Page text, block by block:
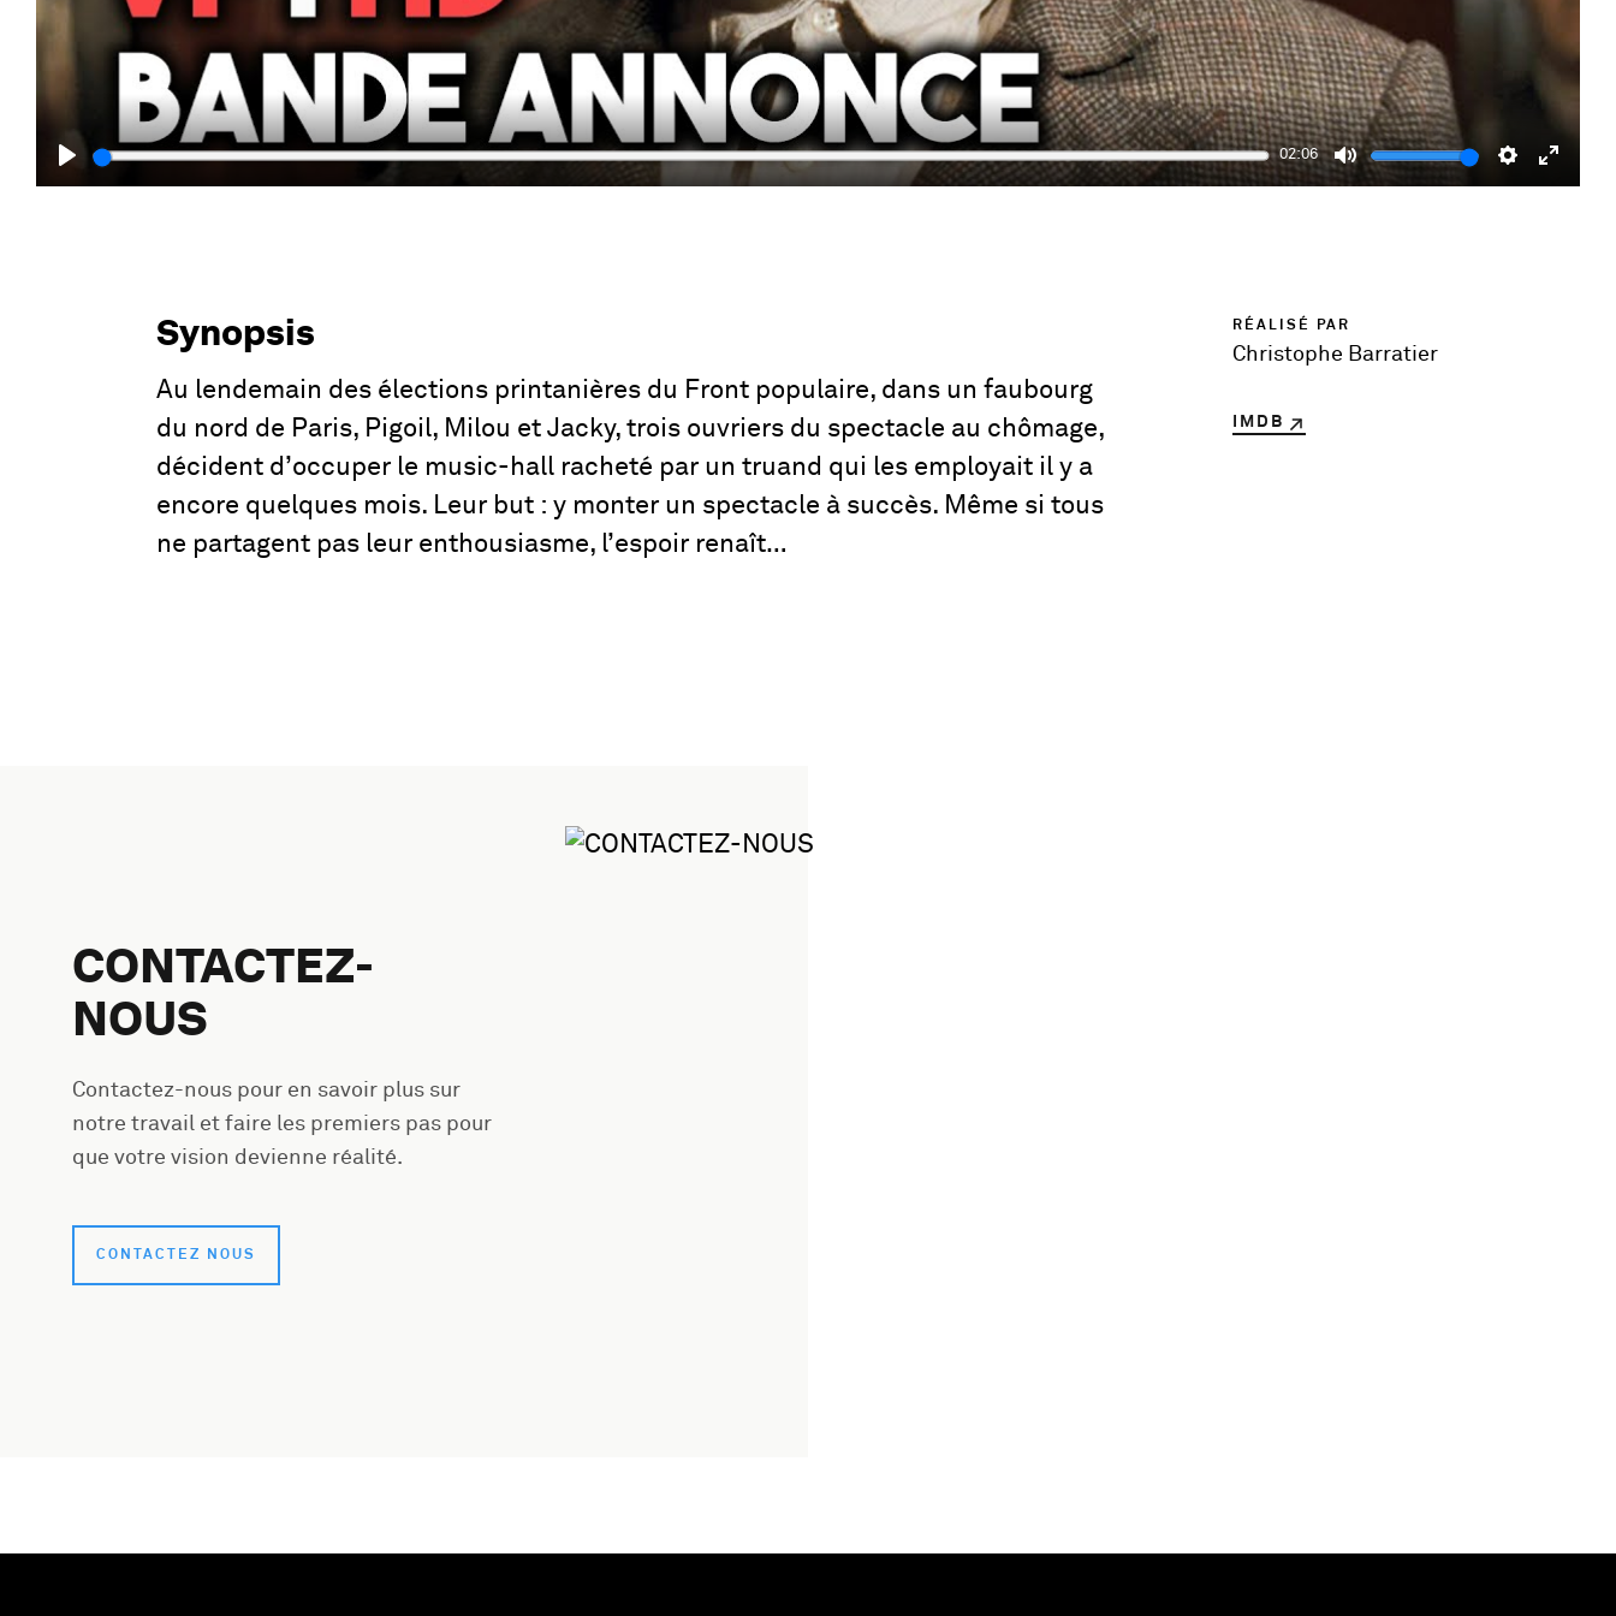
Play
02:06
Mute Settings
Enter
Synopsis
Au lendemain des élections printanières du Front populaire, dans un faubourg
du nord de Paris, Pigoil, Milou et Jacky, trois ouvriers du spectacle au chômage,
décident d’occuper le music-hall racheté par un truand qui les employait il y a
encore quelques mois. Leur but : y monter un spectacle à succès. Même si tous
ne partagent pas leur enthousiasme, l’espoir renaît…
RÉALISÉ PAR
Christophe Barratier
IMDB
CONTACTEZ-
NOUS
Contactez-nous pour en savoir plus sur
notre travail et faire les premiers pas pour
que votre vision devienne réalité.
CONTACTEZ NOUS